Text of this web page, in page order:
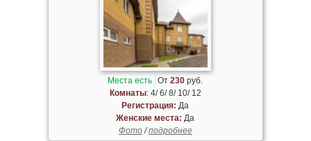
Места есть От230 руб.
Комнаты: 4/ 6/ 8/ 10/ 12
Регистрация: Да
Женские места: Да
Фото/подробнее